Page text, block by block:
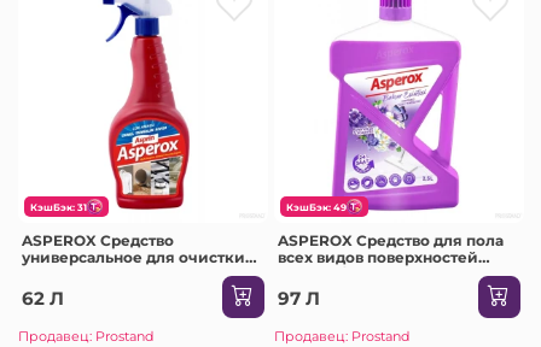
КэшБэк: 31
ASPEROX Средство
универсальное для очистки
62 Л
Продавец: Prostand
КэшБэк: 49
ASPEROX Средство для пола
всех видов поверхностей
(violet) 8024)
97 Л
Продавец: Prostand